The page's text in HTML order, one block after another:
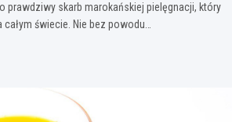
prawdziwy skarb marokańskiej pielęgnacji, który
całym świecie. Nie bez powodu…